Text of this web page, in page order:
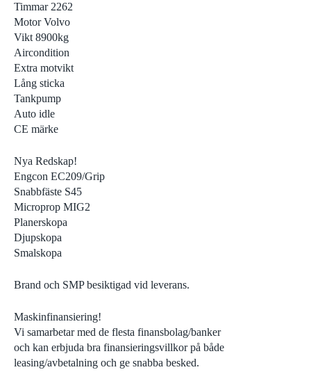
Timmar 2262
Motor Volvo
Vikt 8900kg
Aircondition
Extra motvikt
Lång sticka
Tankpump
Auto idle
CE märke
Nya Redskap!
Engcon EC209/Grip
Snabbfäste S45
Microprop MIG2
Planerskopa
Djupskopa
Smalskopa
Brand och SMP besiktigad vid leverans.
Maskinfinansiering!
Vi samarbetar med de flesta finansbolag/banker
och kan erbjuda bra finansieringsvillkor på både
leasing/avbetalning och ge snabba besked.